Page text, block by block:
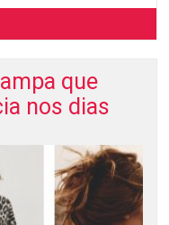
que
nos dias